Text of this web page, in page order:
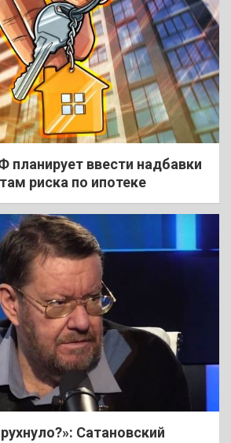
планирует ввести надбавки
риска по ипотеке
Сатановский